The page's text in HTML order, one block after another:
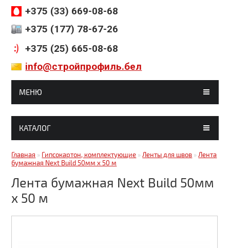
+375 (33) 669-08-68
+375 (177) 78-67-26
+375 (25) 665-08-68
info@стройпрофиль.бел
МЕНЮ
ГЛАВНАЯ
СТАТЬИ
ДОСТАВКА И ОПЛАТА
КОНТАКТЫ
КАТАЛОГ
Гипсокартон, комплектующие
Кирпич, блоки
Главная » Гипсокартон, комплектующие »Ленты для швов »Лента
бумажная Next Build 50мм х 50 м
Лента бумажная Next Build 50мм
х 50 м